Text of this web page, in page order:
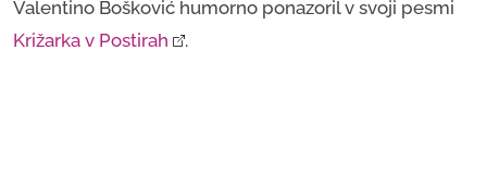
Valentino Bošković humorno ponazoril v svoji pesmi
Križarka v Postirah
.